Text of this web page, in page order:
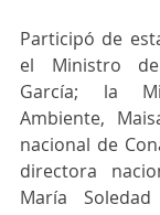
Participó de
el Ministro de
García; la
Ambiente,
nacional de
directora
María